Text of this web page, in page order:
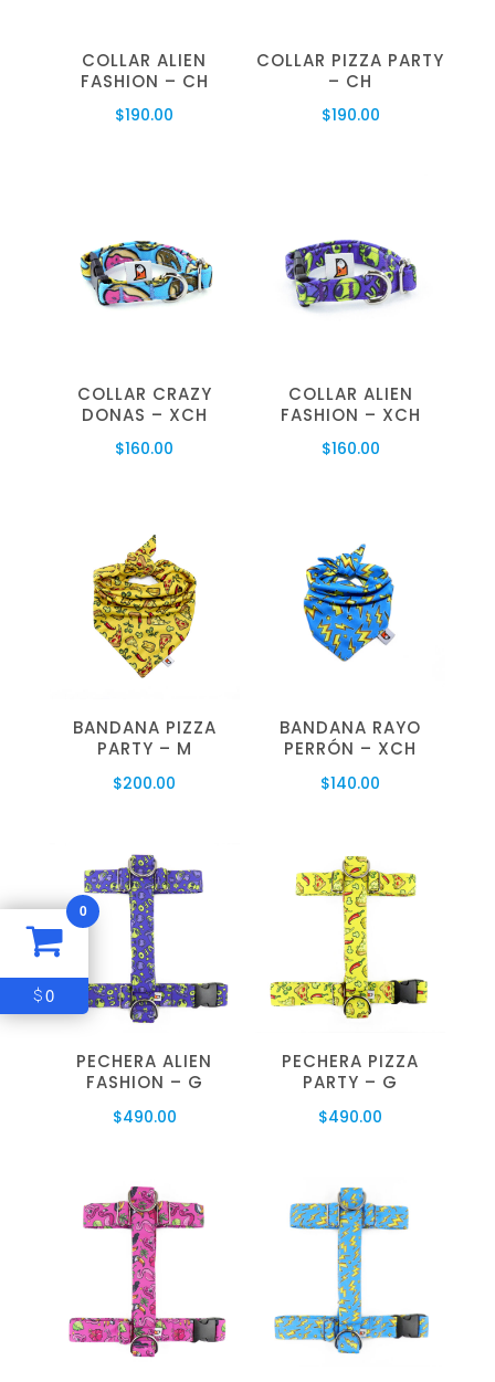
COLLAR ALIEN
FASHION – CH
$190.00
COLLAR PIZZA PARTY
– CH
$190.00
COLLAR CRAZY
DONAS – XCH
$160.00
COLLAR ALIEN
FASHION – XCH
$160.00
BANDANA PIZZA
PARTY – M
$200.00
BANDANA RAYO
PERRÓN – XCH
$140.00
PECHERA ALIEN
FASHION – G
$490.00
PECHERA PIZZA
PARTY – G
$490.00
0
$0